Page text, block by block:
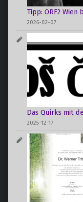
Tipp: ORF2 Wien
2026-02-07
Das Quirks mit
2025-12-17